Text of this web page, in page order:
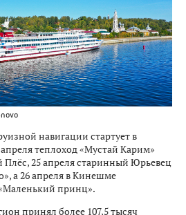
навигации стартует в
теплоход «Мустай Карим»
25 апреля старинный Юрьевец
а 26 апреля в Кинешме
принц».
принял более 107,5 тысяч